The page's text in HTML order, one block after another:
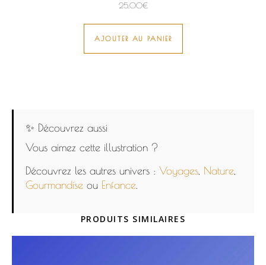
25,00€
AJOUTER AU PANIER
✨ Découvrez aussi
Vous aimez cette illustration ?
Découvrez les autres univers : Voyages Nature
Gourmandise ou Enfance
PRODUITS SIMILAIRES